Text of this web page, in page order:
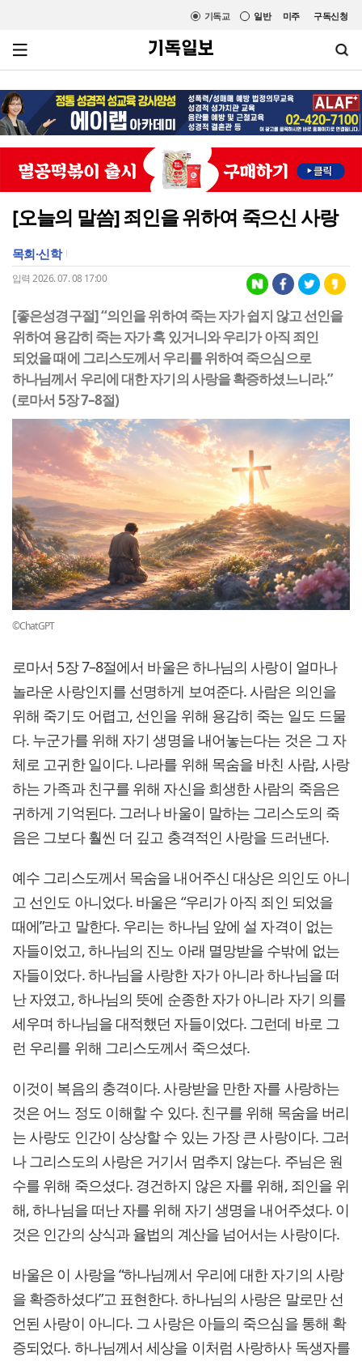
미주 구독신청
일반
기독교
[오늘의 말씀] 죄인을 위하여 죽으신 사랑
목회·신학
입력 2026. 07. 08 17:00
[좋은성경구절] “의인을 위하여 죽는 자가 쉽지 않고 선인을
위하여 용감히 죽는 자가 혹 있거니와 우리가 아직 죄인
되었을 때에 그리스도께서 우리를 위하여 죽으심으로
하나님께서 우리에 대한 자기의 사랑을 확증하셨느니라.”
(로마서 5장 7–8절)
©ChatGPT
로마서 5장 7–8절에서 바울은 하나님의 사랑이 얼마나
놀라운 사랑인지를 선명하게 보여준다. 사람은 의인을
위해 죽기도 어렵고, 선인을 위해 용감히 죽는 일도 드물
다. 누군가를 위해 자기 생명을 내어놓는다는 것은 그 자
체로 고귀한 일이다. 나라를 위해 목숨을 바친 사람, 사랑
하는 가족과 친구를 위해 자신을 희생한 사람의 죽음은
귀하게 기억된다. 그러나 바울이 말하는 그리스도의 죽
음은 그보다 훨씬 더 깊고 충격적인 사랑을 드러낸다.
예수 그리스도께서 목숨을 내어주신 대상은 의인도 아니
고 선인도 아니었다. 바울은 “우리가 아직 죄인 되었을
때에”라고 말한다. 우리는 하나님 앞에 설 자격이 없는
자들이었고, 하나님의 진노 아래 멸망받을 수밖에 없는
자들이었다. 하나님을 사랑한 자가 아니라 하나님을 떠
난 자였고, 하나님의 뜻에 순종한 자가 아니라 자기 의를
세우며 하나님을 대적했던 자들이었다. 그런데 바로 그
런 우리를 위해 그리스도께서 죽으셨다.
이것이 복음의 충격이다. 사랑받을 만한 자를 사랑하는
것은 어느 정도 이해할 수 있다. 친구를 위해 목숨을 버리
는 사랑도 인간이 상상할 수 있는 가장 큰 사랑이다. 그러
나 그리스도의 사랑은 거기서 멈추지 않는다. 주님은 원
수를 위해 죽으셨다. 경건하지 않은 자를 위해, 죄인을 위
해, 하나님을 떠난 자를 위해 자기 생명을 내어주셨다. 이
것은 인간의 상식과 율법의 계산을 넘어서는 사랑이다.
바울은 이 사랑을 “하나님께서 우리에 대한 자기의 사랑
을 확증하셨다”고 표현한다. 하나님의 사랑은 말로만 선
언된 사랑이 아니다. 그 사랑은 아들의 죽으심을 통해 확
증되었다. 하나님께서 세상을 이처럼 사랑하사 독생자를